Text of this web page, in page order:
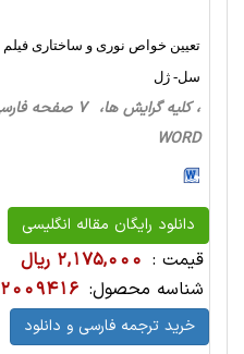
سل- ژل
WORD
دانلود رایگان مقاله انگلیسی
قیمت : 2,175,000 ریال
شناسه محصول: 2009416
خرید ترجمه فارسی و دانلود